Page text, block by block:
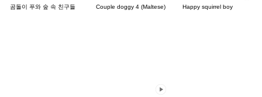
곰돌이 푸와 숲 속 친구들 Couple doggy 4 (Maltese) Happy squirrel boy